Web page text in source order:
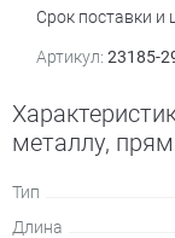
Срок поставки и
Артикул: 23185-
металлу,
Тип
Длина